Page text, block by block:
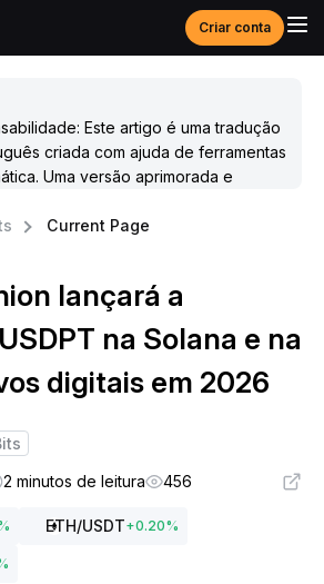
Criar conta
Este artigo é uma tradução
criada com ajuda de ferramentas
Uma versão aprimorada e
Current Page
lançará a
na Solana e na
digitais em 2026
2 minutos de leitura 456
ETH/USDT+0.20%